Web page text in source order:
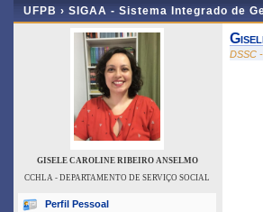
UFPB › SIGAA - Sistema Integrado de
GISELE CAROLINE RIBEIRO ANSELMO
CCHLA - DEPARTAMENTO DE SERVIÇO SOCIAL
Perfil Pessoal
DSSC